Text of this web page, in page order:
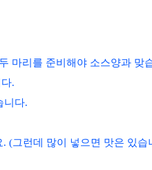
마리를 준비해야 소스양과 맞
.
니다.
(그런데 많이 넣으면 맛은 있습